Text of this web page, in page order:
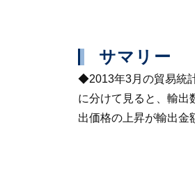
サマリー
◆2013年3月の貿易統
に分けて見ると、輸
出価格の上昇が輸出金